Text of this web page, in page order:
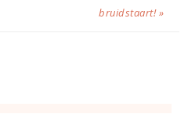
bruidstaart! »